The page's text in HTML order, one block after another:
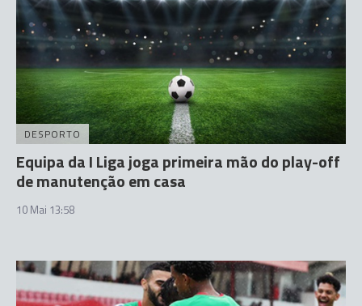
DESPORTO
Equipa da I Liga joga primeira mão do play-off
de manutenção em casa
10 Mai 13:58